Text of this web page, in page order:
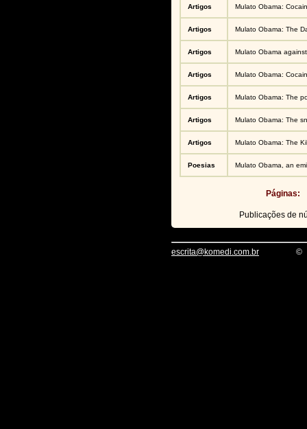
Artigos Mulato Obama:
Artigos Mulato Obama: The
Artigos Mulato Obama
Artigos Mulato Obama:
Artigos Mulato Obama: The
Artigos Mulato Obama: The
Artigos Mulato Obama: The
Poesias Mulato Obama, an
Páginas:
Publicações de
escrita@komedi.com.br ©